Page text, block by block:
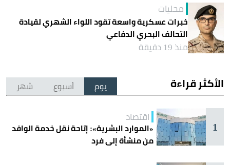
محليات
خبرات عسكرية واسعة تقود اللواء الشهري لقيادة
التحالف البحري الدفاعي
منذ 19 دقيقة
الأكثر قراءة يوم أسبوع شهر
1
اقتصاد
«الموارد البشرية»: إتاحة نقل خدمة الوافد
من منشأة إلى فرد